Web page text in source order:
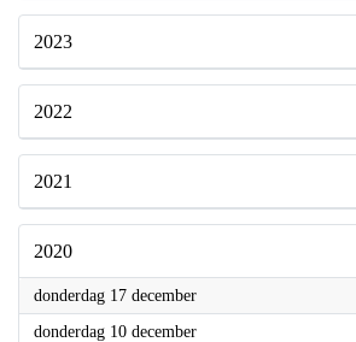
2023
2022
2021
2020
donderdag 17 december2020
donderdag 10 december2020